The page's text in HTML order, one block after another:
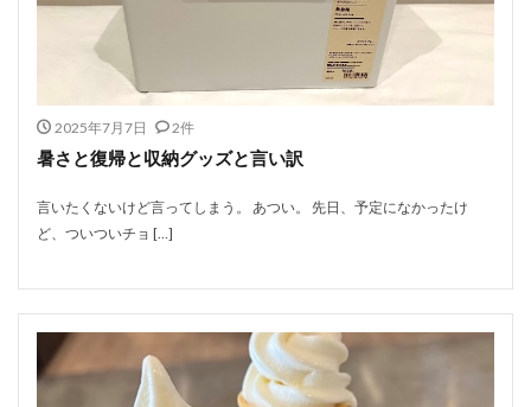
2025年7月7日 2件
暑さと復帰と収納グッズと言い訳
言いたくないけど言ってしまう。 あつい。 先日、予定になかったけ
ど、ついついチョ […]